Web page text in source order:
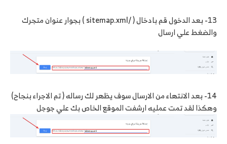
13- بعد الدخول قم بادخال ( /sitemap.xml ) بجوار عنوان متجرك
والضغط علي ارسال
14- بعد الانتهاء من الارسال سوف يظهر لك رساله ( تم الاجراء بنجاح)
وهكذا لقد تمت عمليه ارشفت الموقع الخاص بك علي جوجل